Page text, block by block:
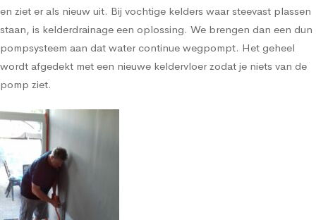
en ziet er als nieuw uit. Bij vochtige kelders waar steevast plassen
staan, is kelderdrainage een oplossing. We brengen dan een dun
pompsysteem aan dat water continue wegpompt. Het geheel
wordt afgedekt met een nieuwe keldervloer zodat je niets van de
pomp ziet.